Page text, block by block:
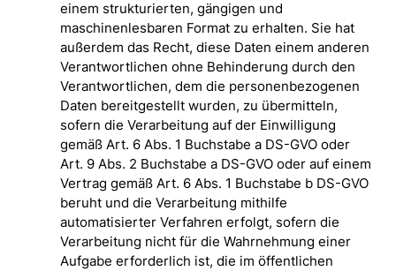
einem strukturierten, gängigen und
maschinenlesbaren Format zu erhalten. Sie hat
außerdem das Recht, diese Daten einem anderen
Verantwortlichen ohne Behinderung durch den
Verantwortlichen, dem die personenbezogenen
Daten bereitgestellt wurden, zu übermitteln,
sofern die Verarbeitung auf der Einwilligung
gemäß Art. 6 Abs. 1 Buchstabe a DS-GVO oder
Art. 9 Abs. 2 Buchstabe a DS-GVO oder auf einem
Vertrag gemäß Art. 6 Abs. 1 Buchstabe b DS-GVO
beruht und die Verarbeitung mithilfe
automatisierter Verfahren erfolgt, sofern die
Verarbeitung nicht für die Wahrnehmung einer
Aufgabe erforderlich ist, die im öffentlichen